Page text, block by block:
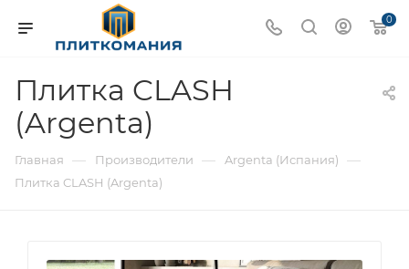
0
Плитка CLASH
(Argenta)
Главная — Производители — Argenta (Испания) —
Плитка CLASH (Argenta)